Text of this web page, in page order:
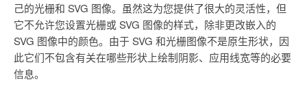
己的光栅和 SVG 图像。虽然这为您提供了很大的灵活性，但
它不允许您设置光栅或 SVG 图像的样式，除非更改嵌入的
SVG 图像中的颜色。由于 SVG 和光栅图像不是原生形状，因
此它们不包含有关在哪些形状上绘制阴影、应用线宽等的必要
信息。